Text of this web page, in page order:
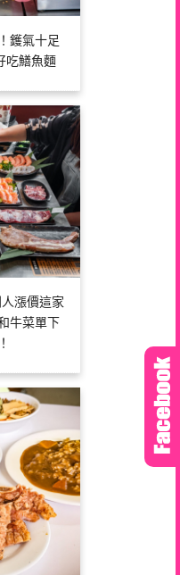
鑊氣十足
吃鱔魚麵
漲價這家
牛菜單下